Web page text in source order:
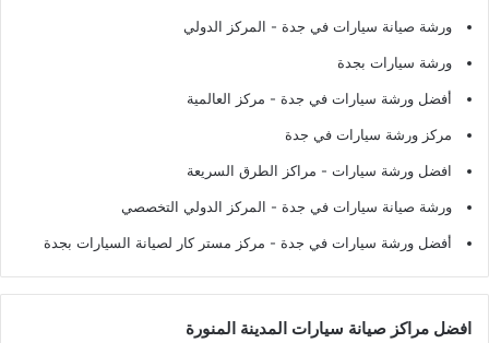
ورشة صيانة سيارات في جدة - المركز الدولي
ورشة سيارات بجدة
أفضل ورشة سيارات في جدة - مركز العالمية
مركز ورشة سيارات في جدة
افضل ورشة سيارات - مراكز الطرق السريعة
ورشة صيانة سيارات في جدة - المركز الدولي التخصصي
أفضل ورشة سيارات في جدة - مركز مستر كار لصيانة السيارات بجدة
افضل مراكز صيانة سيارات المدينة المنورة